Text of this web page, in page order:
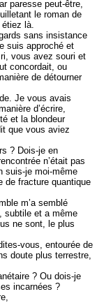
paresse peut-être,
le roman de
là.
sans insistance
suis approché et
vous avez souri et
concordait, ou
de détourner
Je vous avais
d’écrire,
et la blondeur
que vous aviez
? Dois-je en
n’était pas
suis-je moi-même
de fracture quantique
m’a semblé
subtile et a même
ne sont, le plus
vous, entourée de
doute plus terrestre,
? Ou dois-je
incarnées ?